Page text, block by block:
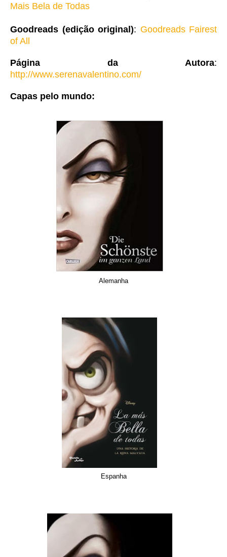
Mais Bela de Todas
Goodreads (edição original): Goodreads Fairest
of All
Página da Autora:
http://www.serenavalentino.com/
Capas pelo mundo:
Alemanha
Espanha